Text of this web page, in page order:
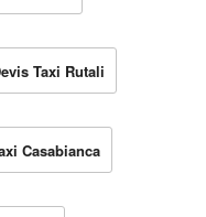
Taxi Rutali
Casabianca